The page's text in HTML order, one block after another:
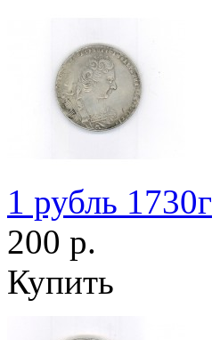
1 рубль 1730г
200 р.
Купить